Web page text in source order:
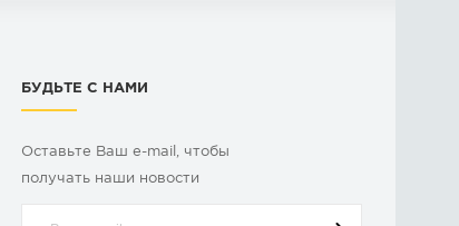
БУДЬТЕ С НАМИ
Оставьте Ваш e-mail, чтобы
получать наши новости